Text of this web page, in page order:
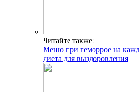
Читайте также:
Меню при геморрое на
диета для выздоровления